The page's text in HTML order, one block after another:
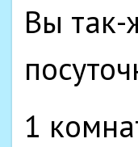
Вы так-
1